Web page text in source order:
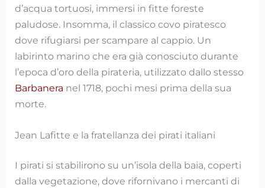
d’acqua tortuosi, immersi in fitte foreste
paludose. Insomma, il classico covo piratesco
dove rifugiarsi per scampare al cappio. Un
labirinto marino che era già conosciuto durante
l’epoca d’oro della pirateria, utilizzato dallo stesso
Barbanera nel 1718, pochi mesi prima della sua
morte.
Jean Lafitte e la fratellanza dei pirati italiani
I pirati si stabilirono su un’isola della baia, coperti
dalla vegetazione, dove rifornivano i mercanti di